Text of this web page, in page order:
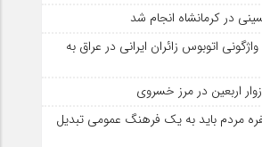
در کرمانشاه انجام شد
واژگونی اتوبوس زائران ایرانی در عراق به
اربعین در مرز خسروی
مردم باید به یک فرهنگ عمومی تبدیل